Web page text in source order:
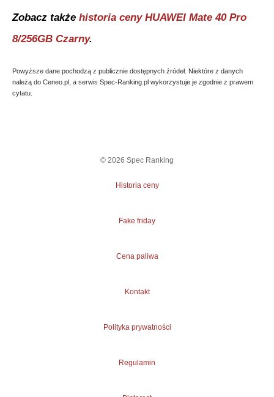
Zobacz także historia ceny HUAWEI Mate 40 Pro
8/256GB Czarny.
Powyższe dane pochodzą z publicznie dostępnych źródeł. Niektóre z danych
należą do Ceneo.pl, a serwis Spec-Ranking.pl wykorzystuje je zgodnie z prawem
cytatu.
© 2026 Spec Ranking
Historia ceny
Fake friday
Cena paliwa
Kontakt
Polityka prywatności
Regulamin